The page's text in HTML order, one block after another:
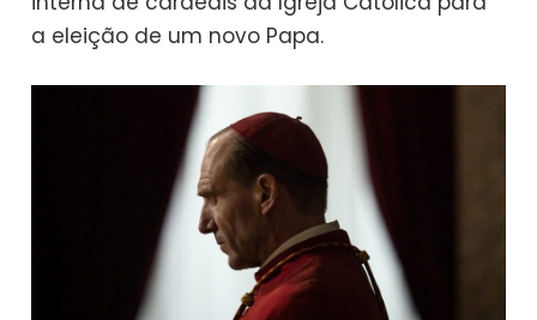
a eleição de um novo Papa.